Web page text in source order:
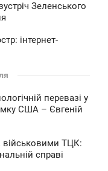
Зеленського
інтернет-
перевазі у
США – Євгеній
військовими ТЦК:
справі